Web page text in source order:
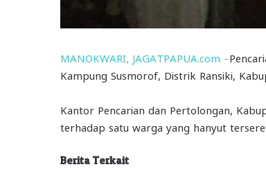
MANOKWARI, JAGATPAPUA.com –
Kampung Susmorof, Distrik Ransiki,
Kantor Pencarian dan Pertolongan,
terhadap satu warga yang hanyut
Berita Terkait